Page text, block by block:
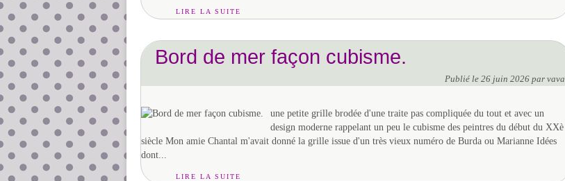
LIRE LA SUITE
Bord de mer façon cubisme.
Publié le 26 juin 2026 par vava
une petite grille brodée d'une traite pas compliquée du tout et avec un
design moderne rappelant un peu le cubisme des peintres du début du XXè
siècle Mon amie Chantal m'avait donné la grille issue d'un très vieux numéro de Burda ou Marianne Idées
dont...
LIRE LA SUITE